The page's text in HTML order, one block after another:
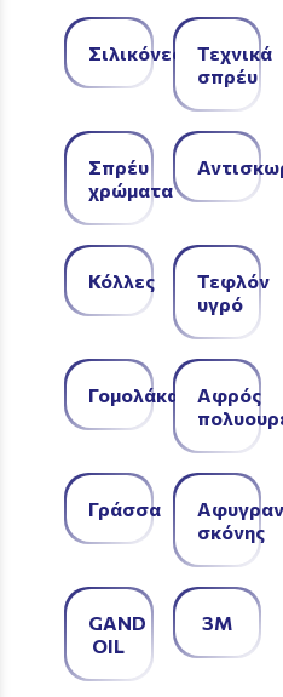
Σιλικόνες
Τεχνικά
σπρέυ
Σπρέυ
χρώματα
Κόλλες
Τεφλόν
υγρό
Γομολάκα
Αφρός
Γράσσα
σκόνης
GAND
OIL
3Μ